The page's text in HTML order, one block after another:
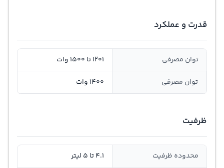
قدرت و عملکرد
توان مصرفی 1201 تا 1500 وات
توان مصرفی 1400 وات
ظرفیت
محدوده ظرفیت 4.1 تا 5 لیتر